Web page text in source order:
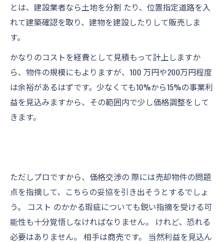
とは、建設業者なら土地を分割 たり、位置指定道路を入
れて建築確認を取り、建物を建設したりして販売しま
す。
かなりのコストを経費として見積もって計上しますか
ら、物件の規模にもよりますが、100 万円や200万円程度
は余裕があるはずです。少なくても10%から15%の事業利
益を見込みますから、その範囲内で少し価格調整をして
きます。
ただしプロですから、価格交渉の 際には売却物件の問題
点を指摘して、こちらの妥協を引き出そうとするでしょ
う。 コスト のかかる瑕疵についても鋭い指摘を受ける可
能性も十分覚悟しなければなりません。 けれど、恐れる
必要はありません。 相手は商売です。 当然利益を見込ん